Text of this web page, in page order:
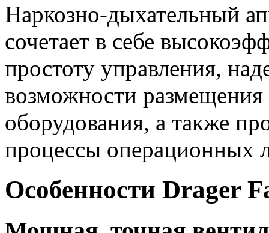
Наркозно-дыхательный
сочетает в себе
простоту управления,
возможности размещения
оборудования, а также
процессы операционных
Особенности Drager